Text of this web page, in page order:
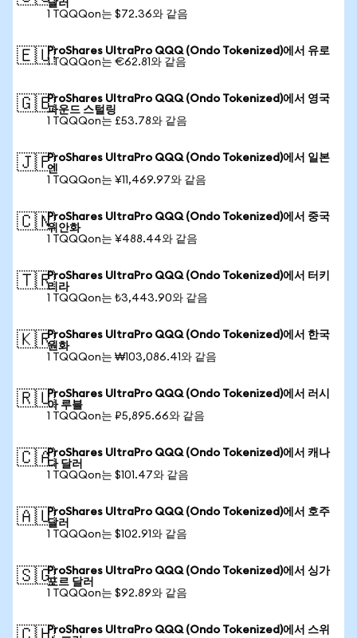
달러
1 TQQQon는 $72.36와 같음
🇪🇺ProShares UltraPro QQQ (Ondo Tokenized)에서 유로
1 TQQQon는 €62.81와 같음
🇬🇧ProShares UltraPro QQQ (Ondo Tokenized)에서 영국
파운드 스털링
1 TQQQon는 £53.78와 같음
🇯🇵ProShares UltraPro QQQ (Ondo Tokenized)에서 일본
엔
1 TQQQon는 ¥11,469.97와 같음
🇨🇳ProShares UltraPro QQQ (Ondo Tokenized)에서 중국
위안화
1 TQQQon는 ¥488.44와 같음
🇹🇷ProShares UltraPro QQQ (Ondo Tokenized)에서 터키
리라
1 TQQQon는 ₺3,443.90와 같음
🇰🇷ProShares UltraPro QQQ (Ondo Tokenized)에서 한국
원화
1 TQQQon는 ₩103,086.41와 같음
🇷🇺ProShares UltraPro QQQ (Ondo Tokenized)에서 러시
아 루블
1 TQQQon는 ₽5,895.66와 같음
🇨🇦ProShares UltraPro QQQ (Ondo Tokenized)에서 캐나
다 달러
1 TQQQon는 $101.47와 같음
🇦🇺ProShares UltraPro QQQ (Ondo Tokenized)에서 호주
달러
1 TQQQon는 $102.91와 같음
🇸🇬ProShares UltraPro QQQ (Ondo Tokenized)에서 싱가
포르 달러
1 TQQQon는 $92.89와 같음
ProShares UltraPro QQQ (Ondo Tokenized)에서 스위